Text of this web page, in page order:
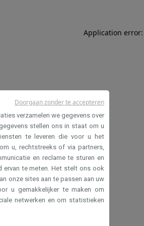
Application
verzamelen we gegevens over
stellen ons in staat om u
te leveren die voor u het
u, rechtstreeks of via partners,
en reclame te sturen en
ervan te meten. Het stelt ons ook
onze sites aan te passen aan uw
u gemakkelijker te maken om
netwerken en om statistieken
Doorgaan zonder te accepteren